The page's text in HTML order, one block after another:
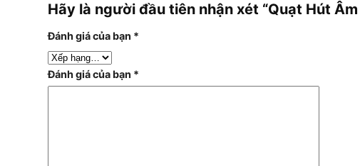
Hãy là người đầu tiên nhận xét “Quạt Hút
Đánh giá của bạn *
Đánh giá của bạn *